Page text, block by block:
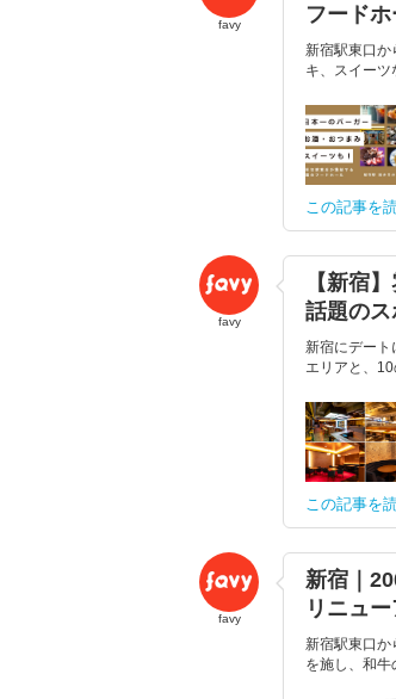
favy
フード
新宿駅東口か
キ、スイーツ
この記事を
favy
【新宿
話題の
新宿にデート
エリアと、
この記事を
favy
新宿｜
リニュ
新宿駅東口か
を施し、和